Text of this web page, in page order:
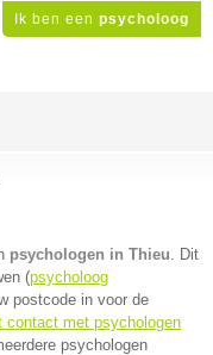
Ik ben een psycholoog
psychologen in Thieu. Dit
(psycholoog
postcode in voor de
contact met psychologen
psychologen